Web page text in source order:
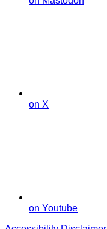
on X
on Youtube